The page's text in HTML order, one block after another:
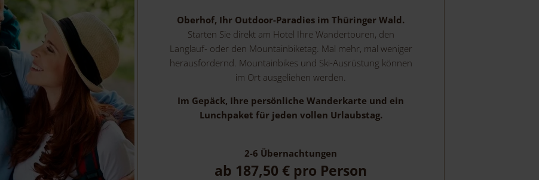
Oberhof, Ihr Outdoor-Paradies im Thüringer Wald.
Starten Sie direkt am Hotel Ihre Wandertouren, den
Langlauf- oder den Mountainbiketag. Mal mehr, mal weniger
herausfordernd. Mountainbikes und Ski-Ausrüstung können
im Ort ausgeliehen werden.
Im Gepäck, Ihre persönliche Wanderkarte und ein
Lunchpaket für jeden vollen Urlaubstag.
2-6 Übernachtungen
ab 187,50 € pro Person